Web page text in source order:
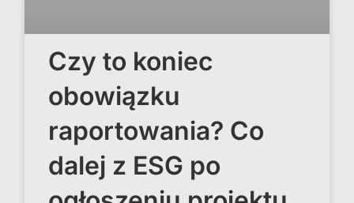
Czy to koniec
obowiązku
raportowania? Co
dalej z ESG po